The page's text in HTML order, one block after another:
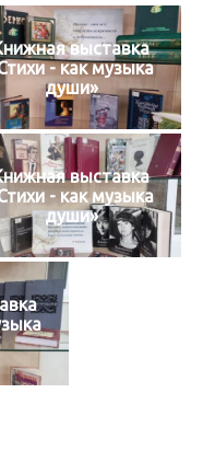
выставка
- как музыка
души»
выставка
- как музыка
души»